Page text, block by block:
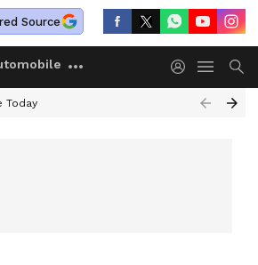
Source
Today